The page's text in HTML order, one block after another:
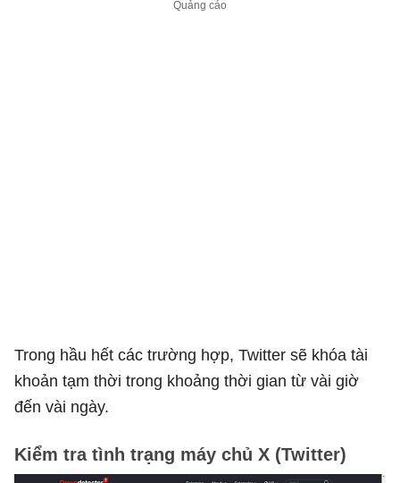
Trong hầu hết các trường hợp, Twitter sẽ khóa tài
khoản tạm thời trong khoảng thời gian từ vài giờ
đến vài ngày.
Kiểm tra tình trạng máy chủ X (Twitter)